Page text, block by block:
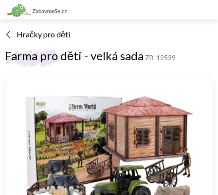
Přejít
na
Hračky pro děti
Farma pro děti - velká sada ZB-12539